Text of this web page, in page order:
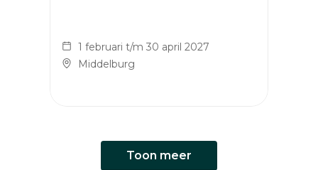
1 februari t/m 30 april 2027
Middelburg
Toon meer